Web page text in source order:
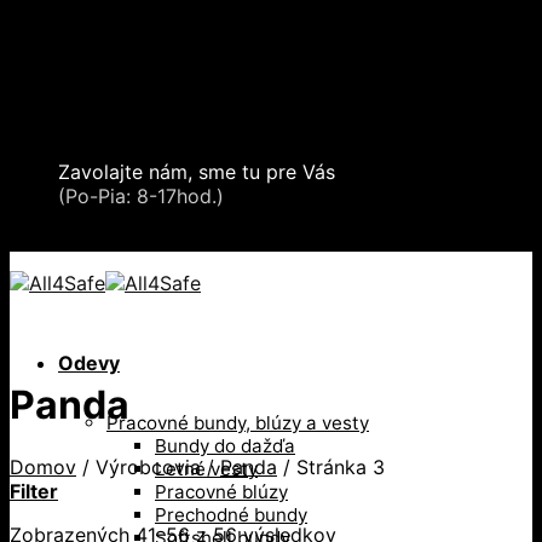
Zavolajte nám, sme tu pre Vás
(Po-Pia: 8-17hod.)
Odevy
Pracovné bundy, blúzy a vesty
Bundy do dažďa
Letné vesty
Pracovné blúzy
Prechodné bundy
Panda
Domov / Výrobcovia/ Panda / Stránka 3
Filter
Zobrazených 41–56 z 56 výsledkov